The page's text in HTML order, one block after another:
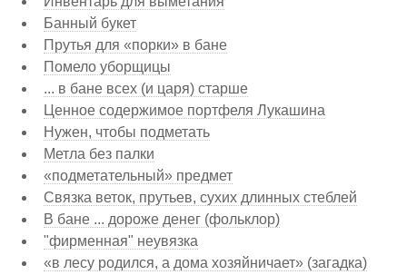
Банный букет
Прутья для «порки» в бане
Помело уборщицы
... в бане всех (и царя) старше
Ценное содержимое портфеля Лукашина
Нужен, чтобы подметать
Метла без палки
«подметательный» предмет
Связка веток, прутьев, сухих длинных стеблей
В бане ... дороже денег (фольклор)
"фирменная" неувязка
«в лесу родился, а дома хозяйничает» (загадка)